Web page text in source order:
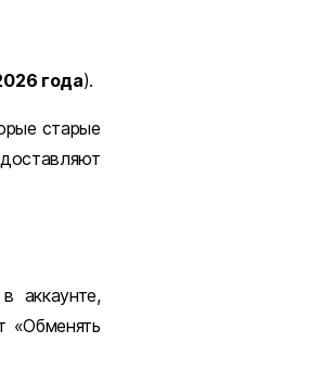
года).
старые
аккаунте,
«Обменять